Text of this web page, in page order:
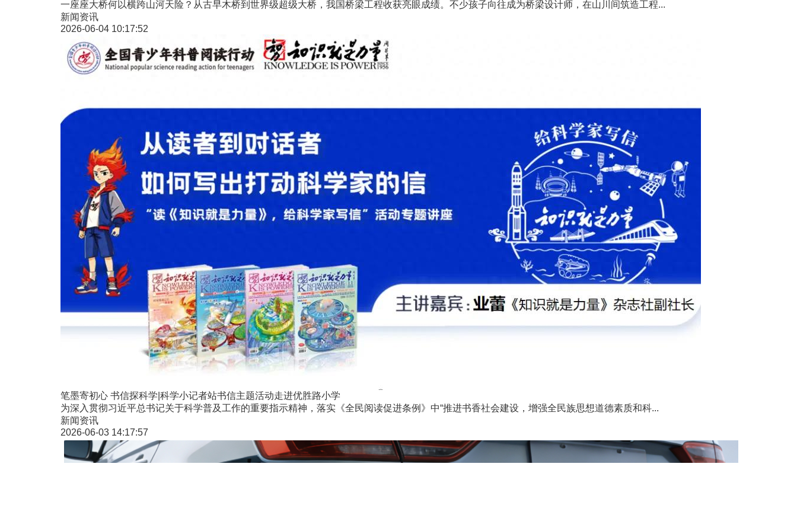
一座座大桥何以横跨山河天险？从古早木桥到世界级超级大桥，我国桥梁工程收获亮眼成绩。不少孩子向往成为桥梁设计师，在山川间筑造工程...
新闻资讯
2026-06-04 10:17:52
笔墨寄初心 书信探科学|科学小记者站书信主题活动走进优胜路小学
为深入贯彻习近平总书记关于科学普及工作的重要指示精神，落实《全民阅读促进条例》中“推进书香社会建设，增强全民族思想道德素质和科...
新闻资讯
2026-06-03 14:17:57